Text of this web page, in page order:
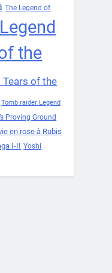
The Legend of
the
Tears of the
Tomb raider Legend
Proving Ground
en rose à Rubis
I-II Yoshi